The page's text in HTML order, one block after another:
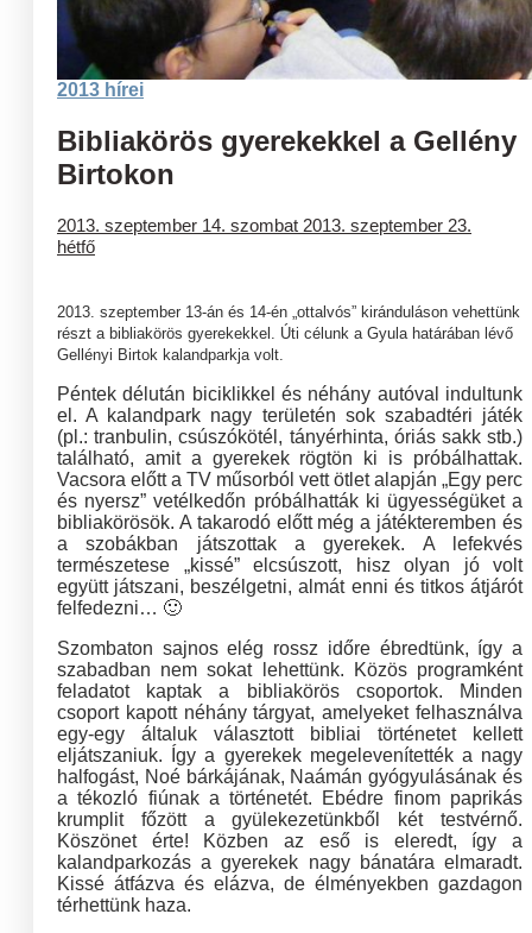
2013 hírei
Bibliakörös gyerekekkel a Gellény
Birtokon
2013. szeptember 14. szombat 2013. szeptember 23.
hétfő
2013. szeptember 13-án és 14-én „ottalvós” kiránduláson vehettünk
részt a bibliakörös gyerekekkel. Úti célunk a Gyula határában lévő
Gellényi Birtok kalandparkja volt.
Péntek délután biciklikkel és néhány autóval indultunk
el. A kalandpark nagy területén sok szabadtéri játék
(pl.: tranbulin, csúszókötél, tányérhinta, óriás sakk stb.)
található, amit a gyerekek rögtön ki is próbálhattak.
Vacsora előtt a TV műsorból vett ötlet alapján „Egy perc
és nyersz” vetélkedőn próbálhatták ki ügyességüket a
bibliakörösök. A takarodó előtt még a játékteremben és
a szobákban játszottak a gyerekek. A lefekvés
természetese „kissé” elcsúszott, hisz olyan jó volt
együtt játszani, beszélgetni, almát enni és titkos átjárót
felfedezni… 🙂
Szombaton sajnos elég rossz időre ébredtünk, így a
szabadban nem sokat lehettünk. Közös programként
feladatot kaptak a bibliakörös csoportok. Minden
csoport kapott néhány tárgyat, amelyeket felhasználva
egy-egy általuk választott bibliai történetet kellett
eljátszaniuk. Így a gyerekek megelevenítették a nagy
halfogást, Noé bárkájának, Naámán gyógyulásának és
a tékozló fiúnak a történetét. Ebédre finom paprikás
krumplit főzött a gyülekezetünkből két testvérnő.
Köszönet érte! Közben az eső is eleredt, így a
kalandparkozás a gyerekek nagy bánatára elmaradt.
Kissé átfázva és elázva, de élményekben gazdagon
térhettünk haza.